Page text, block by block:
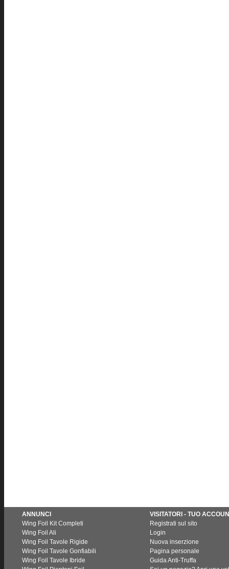
ANNUNCI
Wing Foil Kit Completi
Wing Foil Ali
Wing Foil Tavole Rigide
Wing Foil Tavole Gonfiabili
Wing Foil Tavole Ibride
VISITATORI - TUO
Registrati sul sito
Login
Nuova inserzione
Pagina personale
Guida Anti-Truffa